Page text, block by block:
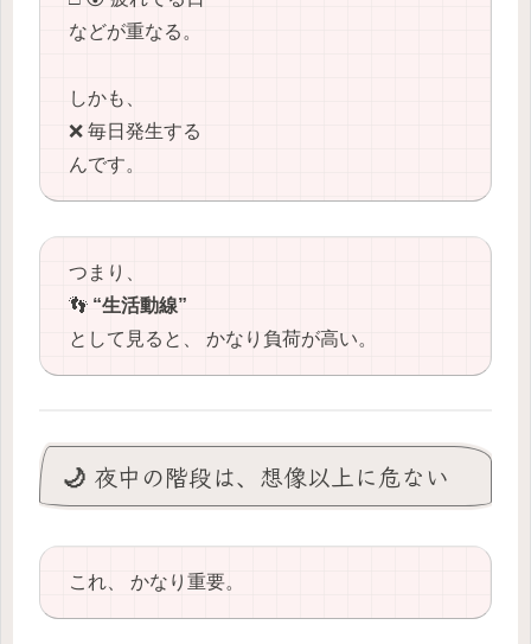
などが重なる。
しかも、
❌ 毎日発生する
んです。
つまり、
👣 “生活動線”
として見ると、 かなり負荷が高い。
🌙 夜中の階段は、想像以上に危ない
これ、 かなり重要。